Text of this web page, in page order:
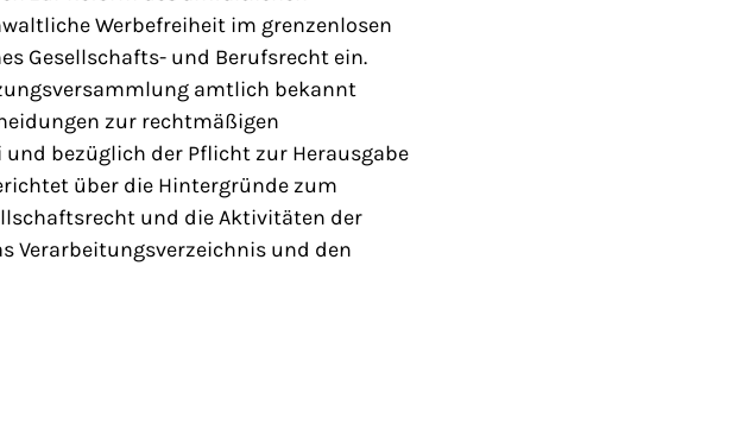
Werbefreiheit im grenzenlosen
Gesellschafts- und Berufsrecht ein.
amtlich bekannt
zur rechtmäßigen
bezüglich der Pflicht zur Herausgabe
über die Hintergründe zum
und die Aktivitäten der
Verarbeitungsverzeichnis und den